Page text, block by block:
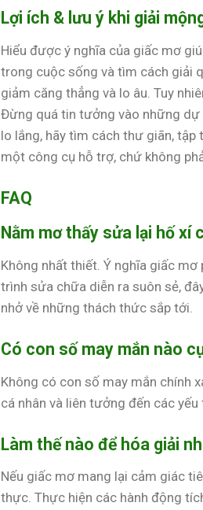
Lợi ích & lưu ý khi giải
Hiểu được ý nghĩa của giấc mơ
trong cuộc sống và tìm cách giải
giảm căng thẳng và lo âu. Tuy
Đừng quá tin tưởng vào những
lo lắng, hãy tìm cách thư giãn,
một công cụ hỗ trợ, chứ không
FAQ
Nằm mơ thấy sửa lại hố xí
Không nhất thiết. Ý nghĩa giấc
trình sửa chữa diễn ra suôn sẻ,
nhở về những thách thức sắp tới.
Có con số may mắn nào
Không có con số may mắn chính
cá nhân và liên tưởng đến các
Làm thế nào để hóa giải
Nếu giấc mơ mang lại cảm giác
thực. Thực hiện các hành động